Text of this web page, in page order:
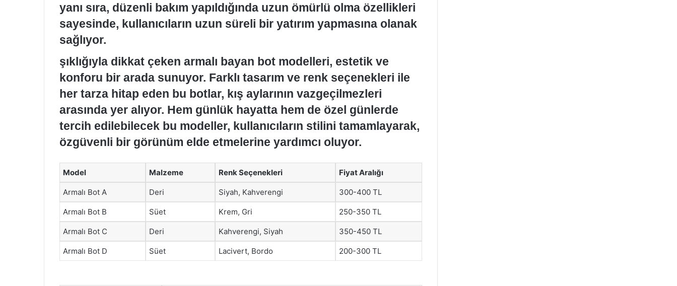
yanı sıra, düzenli bakım yapıldığında uzun ömürlü olma özellikleri
sayesinde, kullanıcıların uzun süreli bir yatırım yapmasına olanak
sağlıyor.
şıklığıyla dikkat çeken armalı bayan bot modelleri, estetik ve
konforu bir arada sunuyor. Farklı tasarım ve renk seçenekleri ile
her tarza hitap eden bu botlar, kış aylarının vazgeçilmezleri
arasında yer alıyor. Hem günlük hayatta hem de özel günlerde
tercih edilebilecek bu modeller, kullanıcıların stilini tamamlayarak,
özgüvenli bir görünüm elde etmelerine yardımcı oluyor.
Model Malzeme Renk Seçenekleri Fiyat Aralığı
Armalı Bot A Deri Siyah, Kahverengi 300-400 TL
Armalı Bot B Süet Krem, Gri 250-350 TL
Armalı Bot C Deri Kahverengi, Siyah 350-450 TL
Armalı Bot D Süet Lacivert, Bordo 200-300 TL